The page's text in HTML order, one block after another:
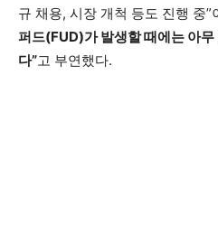
규 채용, 시장 개척 등도 진행 중”
퍼드(FUD)가 발생할 때에는 아
다”고 부연했다.